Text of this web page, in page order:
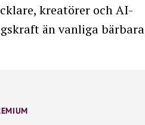
kreatörer och AI-
än vanliga bärbara